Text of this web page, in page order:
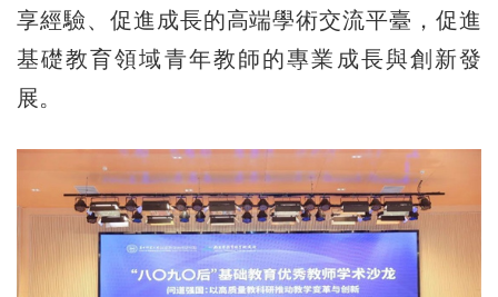
享經驗、促進成長的高端學術交流平臺，促進
基礎教育領域青年教師的專業成長與創新發
展。